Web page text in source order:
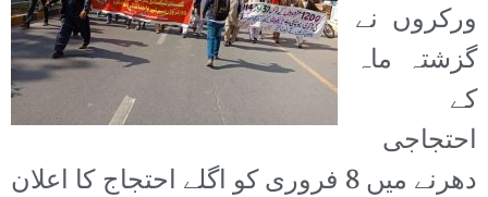
ورکروں نے
گزشتہ ماہ
کے
احتجاجی
دھرنے میں 8 فروری کو اگلے احتجاج کا اعلان